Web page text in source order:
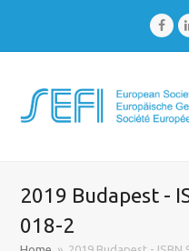
2019 Budapest -
018-2